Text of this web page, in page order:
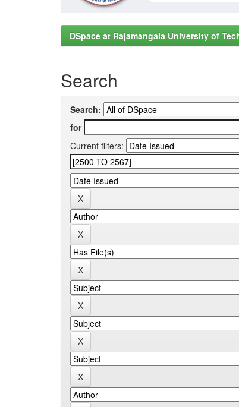
DSpace at Rajamangala University of
Search
Search:
for
Current filters: